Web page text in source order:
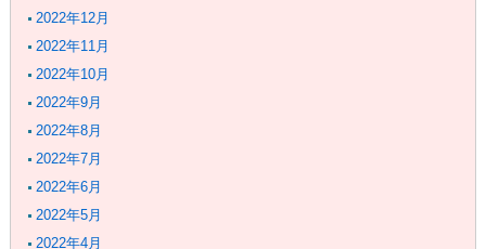
2022年12月
2022年11月
2022年10月
2022年9月
2022年8月
2022年7月
2022年6月
2022年5月
2022年4月